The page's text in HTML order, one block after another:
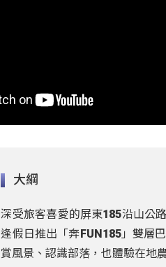
大綱
深受旅客喜愛的屏東185沿山公
逢假日推出「奔FUN185」雙層
賞風景、認識部落，也體驗在地